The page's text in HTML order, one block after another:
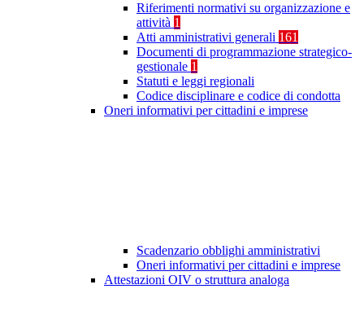
Riferimenti normativi su organizzazione e
attività 1
Atti amministrativi generali 161
Documenti di programmazione strategico-
gestionale 1
Statuti e leggi regionali
Codice disciplinare e codice di condotta
Oneri informativi per cittadini e imprese
Scadenzario obblighi amministrativi
Oneri informativi per cittadini e imprese
Attestazioni OIV o struttura analoga